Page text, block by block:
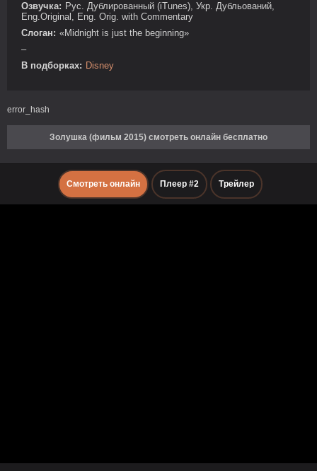
Озвучка: Рус. Дублированный (iTunes), Укр. Дубльований,
Eng.Original, Eng. Orig. with Commentary
Слоган: «Midnight is just the beginning»
–
В подборках: Disney
error_hash
Золушка (фильм 2015) смотреть онлайн бесплатно
Смотреть онлайн Плеер #2 Трейлер